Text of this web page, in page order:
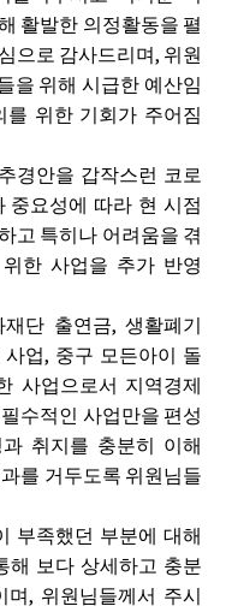
활발한 의정활동을 펼
으로 감사드리며, 위원
을 위해 시급한 예산임
위한 기회가 주어짐
경안을 갑작스런 코로
중요성에 따라 현 시점
고 특히나 어려움을 겪
한 사업을 추가 반영
단 출연금, 생활폐기
업, 중구 모든아이 돌
사업으로서 지역경제
수적인 사업만을 편성
취지를 충분히 이해
를 거두도록 위원님들
부족했던 부분에 대해
해 보다 상세하고 충분
, 위원님들께서 주시